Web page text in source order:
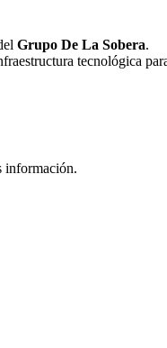
Grupo De La Sobera.
tecnológica
información.